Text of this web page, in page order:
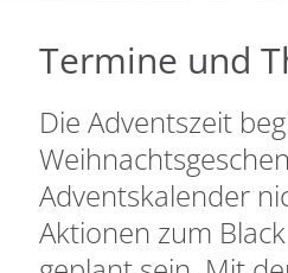
Termine und
Die Adventszeit
Adventskalender
Aktionen zum